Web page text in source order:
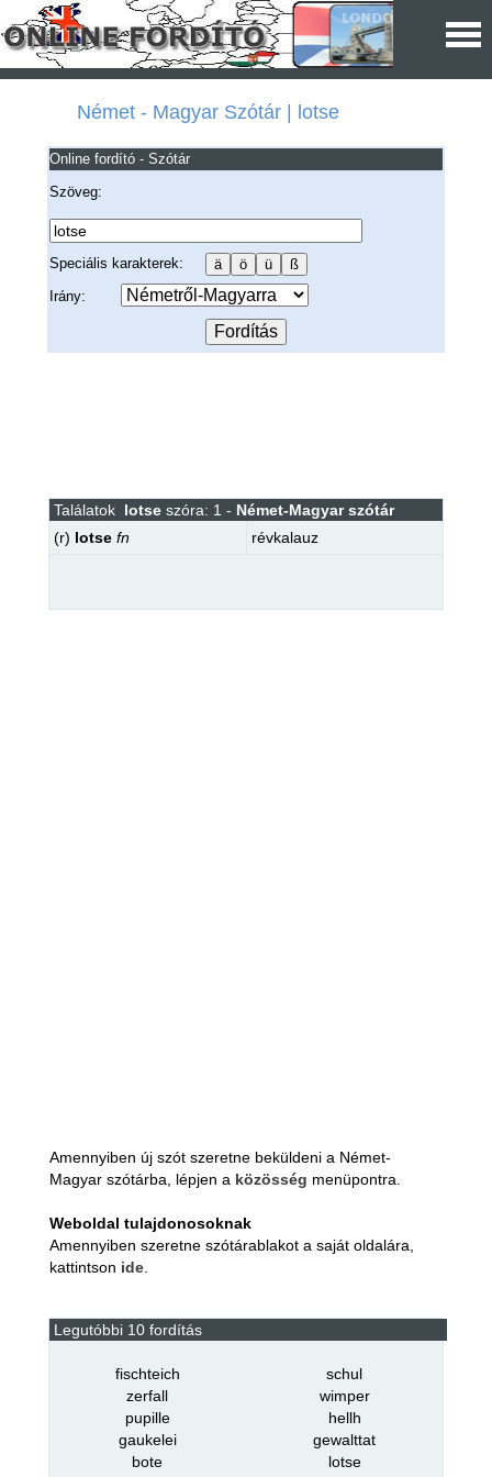
Német - Magyar Szótár | lotse
Online fordító - Szótár
Szöveg:
Speciális karakterek:
Irány:
Találatok lotseszóra: 1 - Német-Magyar szótár
(r) lotse fn révkalauz
Amennyiben új szót szeretne beküldeni a Német-
Magyar szótárba, lépjen a közösség menüpontra.
Weboldal tulajdonosoknak
Amennyiben szeretne szótárablakot a saját oldalára,
kattintson ide.
Legutóbbi 10 fordítás
fischteich
schul
zerfall
wimper
pupille
hellh
gaukelei
gewalttat
bote
lotse